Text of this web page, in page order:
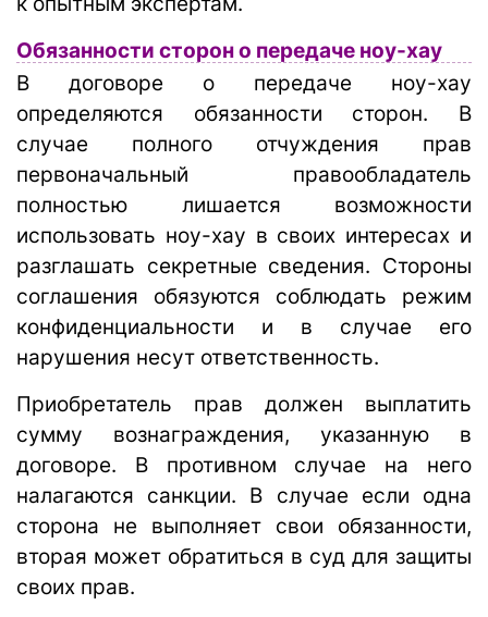
Обязанности сторон о передаче ноу-хау
В договоре о передаче ноу-хау
определяются обязанности сторон. В
случае полного отчуждения прав
первоначальный правообладатель
полностью лишается возможности
использовать ноу-хау в своих интересах и
разглашать секретные сведения. Стороны
соглашения обязуются соблюдать режим
конфиденциальности и в случае его
нарушения несут ответственность.
Приобретатель прав должен выплатить
сумму вознаграждения, указанную в
договоре. В противном случае на него
налагаются санкции. В случае если одна
сторона не выполняет свои обязанности,
вторая может обратиться в суд для защиты
своих прав.